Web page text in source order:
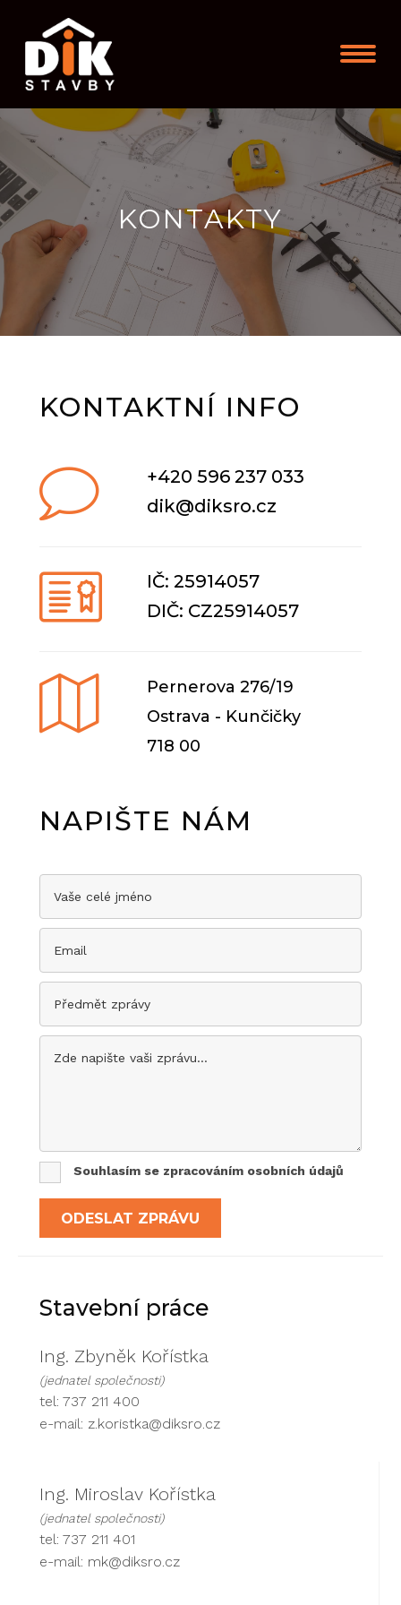
KONTAKTY
KONTAKTNÍ INFO
+420 596 237 033
dik@diksro.cz
IČ: 25914057
DIČ: CZ25914057
Pernerova 276/19
Ostrava - Kunčičky
718 00
NAPIŠTE NÁM
Souhlasím se zpracováním osobních údajů
ODESLAT ZPRÁVU
Stavební práce
Ing. Zbyněk Kořístka
(jednatel společnosti)
tel: 737 211 400
e-mail: z.koristka@diksro.cz
Ing. Miroslav Kořístka
(jednatel společnosti)
tel: 737 211 401
e-mail: mk@diksro.cz